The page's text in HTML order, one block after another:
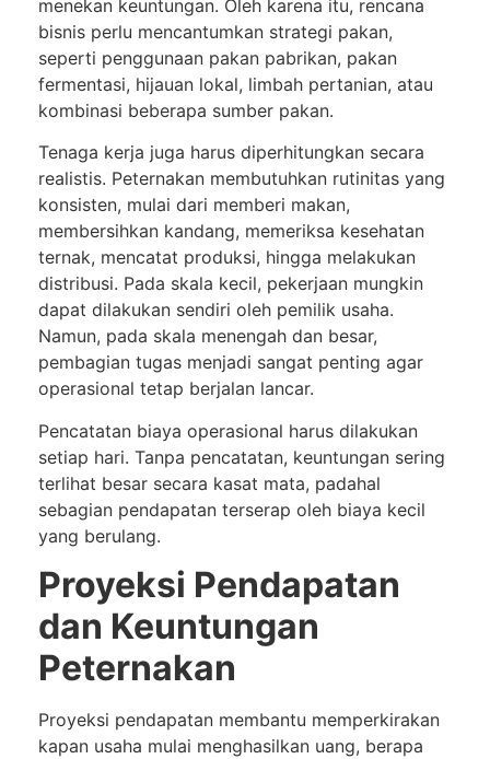
menekan keuntungan. Oleh karena itu, rencana
bisnis perlu mencantumkan strategi pakan,
seperti penggunaan pakan pabrikan, pakan
fermentasi, hijauan lokal, limbah pertanian, atau
kombinasi beberapa sumber pakan.
Tenaga kerja juga harus diperhitungkan secara
realistis. Peternakan membutuhkan rutinitas yang
konsisten, mulai dari memberi makan,
membersihkan kandang, memeriksa kesehatan
ternak, mencatat produksi, hingga melakukan
distribusi. Pada skala kecil, pekerjaan mungkin
dapat dilakukan sendiri oleh pemilik usaha.
Namun, pada skala menengah dan besar,
pembagian tugas menjadi sangat penting agar
operasional tetap berjalan lancar.
Pencatatan biaya operasional harus dilakukan
setiap hari. Tanpa pencatatan, keuntungan sering
terlihat besar secara kasat mata, padahal
sebagian pendapatan terserap oleh biaya kecil
yang berulang.
Proyeksi Pendapatan
dan Keuntungan
Peternakan
Proyeksi pendapatan membantu memperkirakan
kapan usaha mulai menghasilkan uang, berapa